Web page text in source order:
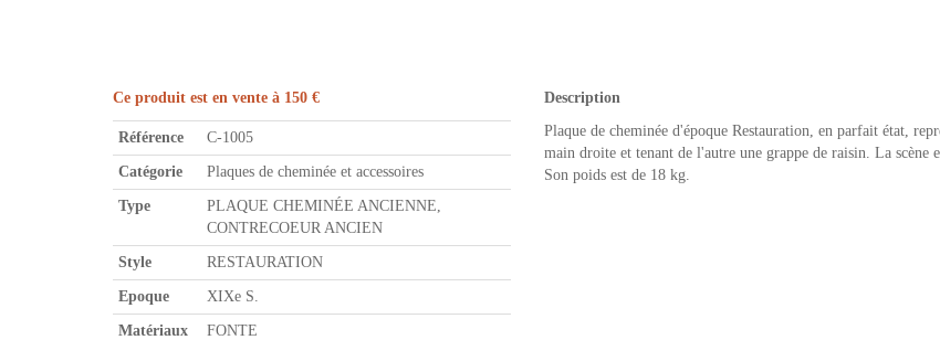
Ce produit est en vente à 150 €
Référence C-1005
Catégorie Plaques de cheminée et accessoires
Type
PLAQUE CHEMINÉE ANCIENNE,
CONTRECOEUR ANCIEN
Style RESTAURATION
Epoque XIXe S.
Matériaux FONTE
Description
Plaque de cheminée d'époque Restauration, en parfait état,
main droite et tenant de l'autre une grappe de raisin. La scène
Son poids est de 18 kg.